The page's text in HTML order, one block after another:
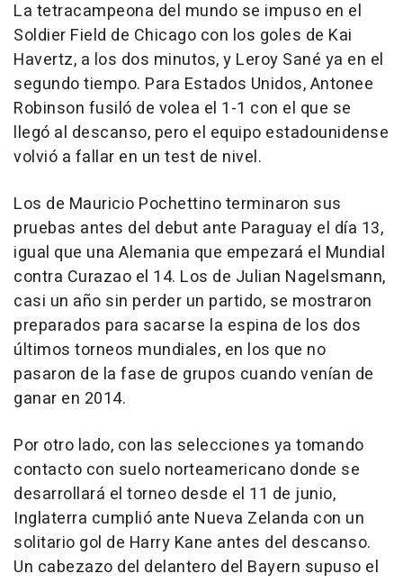
La tetracampeona del mundo se impuso en el
Soldier Field de Chicago con los goles de Kai
Havertz, a los dos minutos, y Leroy Sané ya en el
segundo tiempo. Para Estados Unidos, Antonee
Robinson fusiló de volea el 1-1 con el que se
llegó al descanso, pero el equipo estadounidense
volvió a fallar en un test de nivel.
Los de Mauricio Pochettino terminaron sus
pruebas antes del debut ante Paraguay el día 13,
igual que una Alemania que empezará el Mundial
contra Curazao el 14. Los de Julian Nagelsmann,
casi un año sin perder un partido, se mostraron
preparados para sacarse la espina de los dos
últimos torneos mundiales, en los que no
pasaron de la fase de grupos cuando venían de
ganar en 2014.
Por otro lado, con las selecciones ya tomando
contacto con suelo norteamericano donde se
desarrollará el torneo desde el 11 de junio,
Inglaterra cumplió ante Nueva Zelanda con un
solitario gol de Harry Kane antes del descanso.
Un cabezazo del delantero del Bayern supuso el